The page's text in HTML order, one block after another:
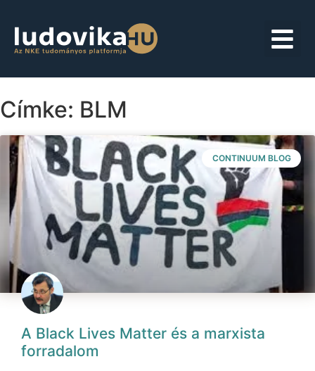
Címke: BLM
CONTINUUM BLOG
A Black Lives Matter és a marxista
forradalom